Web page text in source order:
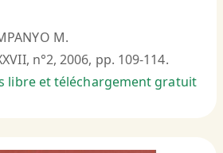
M.
n°2, 2006, pp. 109-114.
libre et téléchargement gratuit